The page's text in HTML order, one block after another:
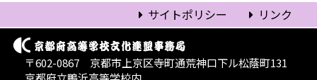
サイトポリシー リンク
〒602-0867 京都市上京区寺町通荒神口下ル松蔭町131